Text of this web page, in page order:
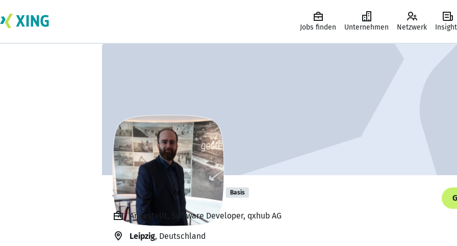
Jobs finden Unternehmen Netzwerk
Sebastian Röwer Basis
Angestellt, Software Developer, qxhub AG
Leipzig, Deutschland